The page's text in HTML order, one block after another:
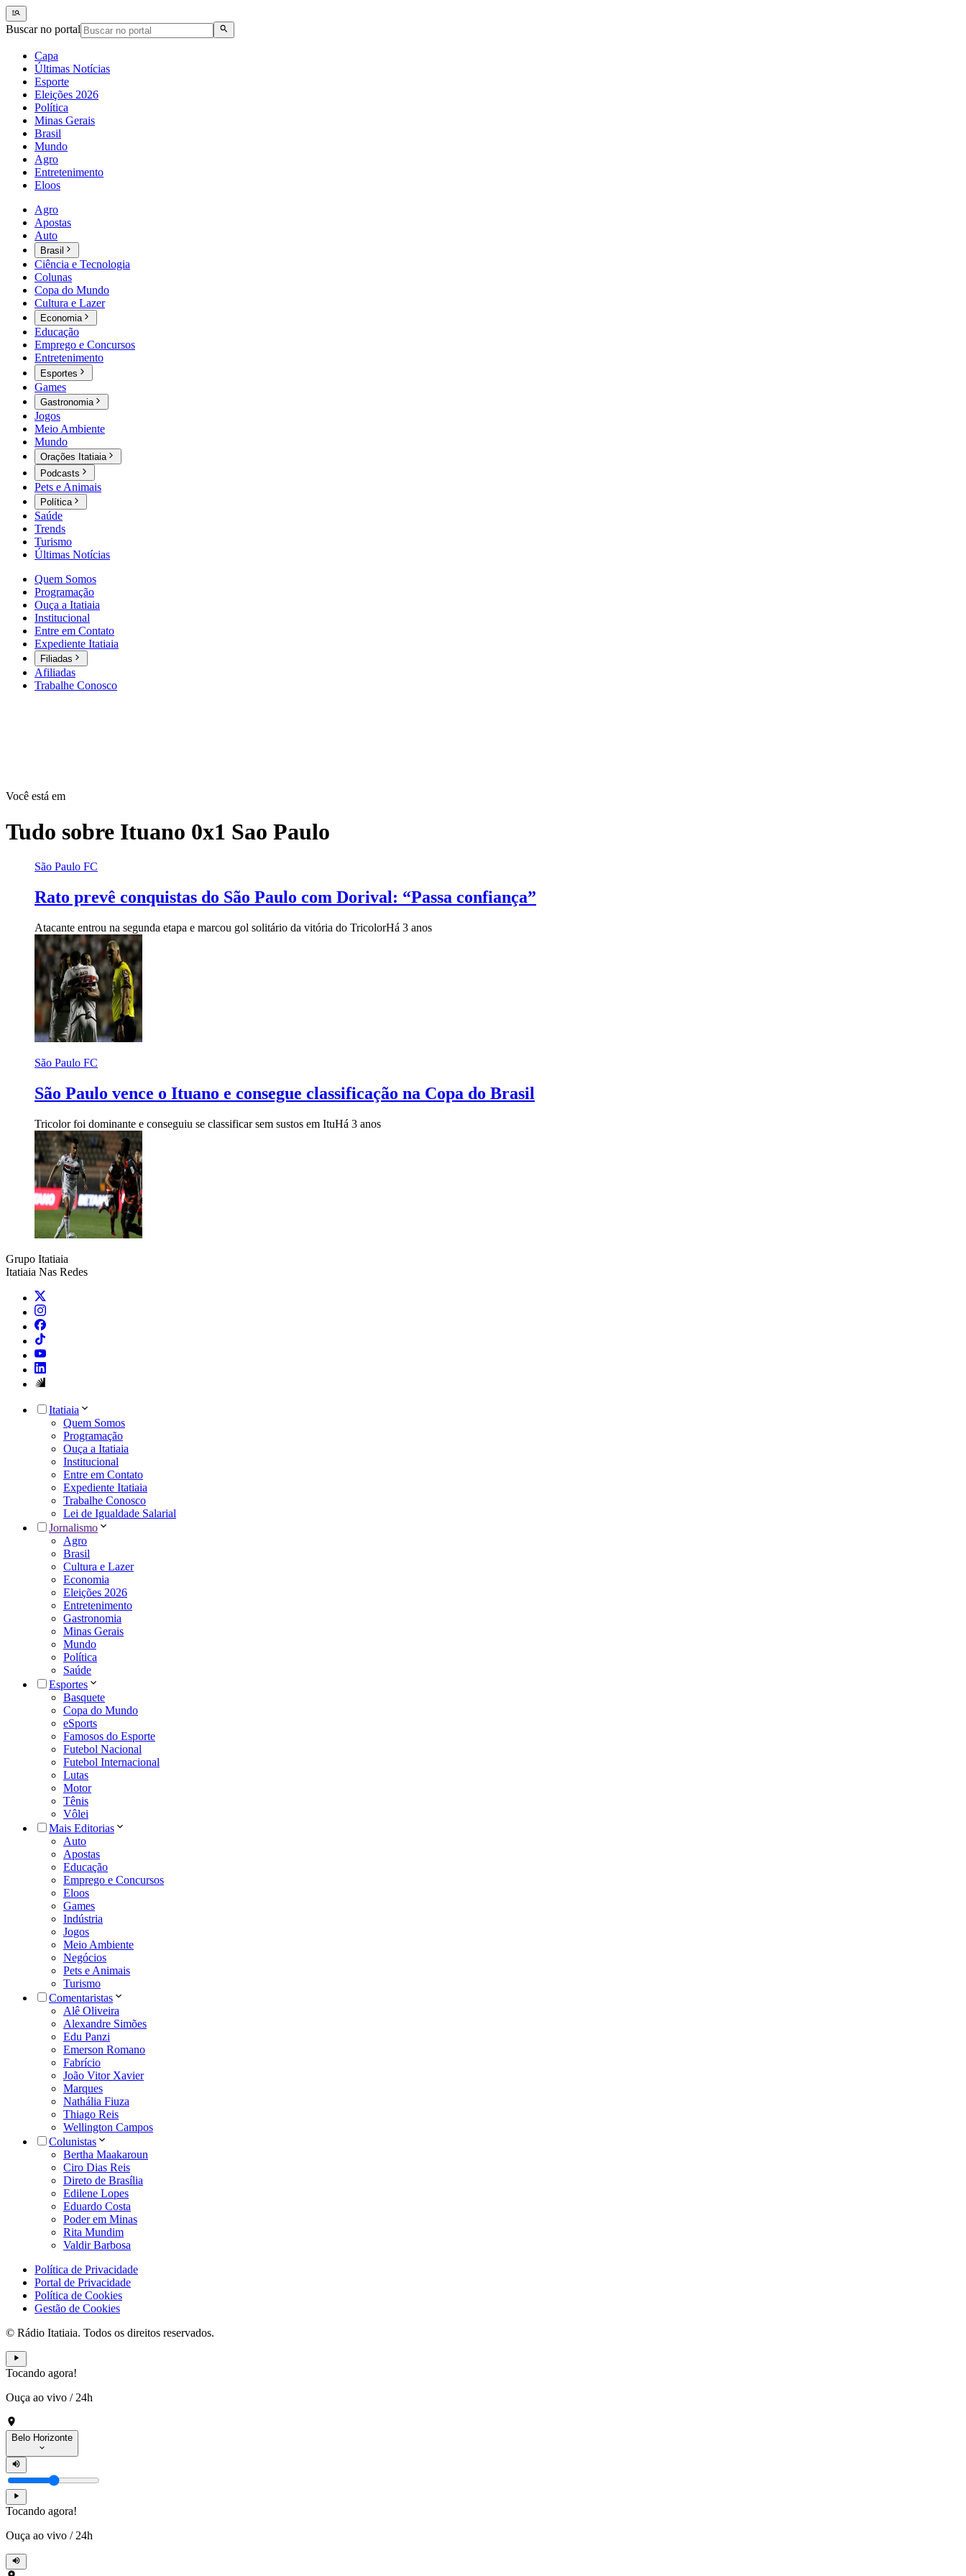
Buscar no portal
Capa
Últimas Notícias
Esporte
Eleições 2026
Política
Minas Gerais
Brasil
Mundo
Agro
Entretenimento
Eloos
Agro
Apostas
Auto
Brasil
Ciência e Tecnologia
Colunas
Copa do Mundo
Cultura e Lazer
Economia
Educação
Emprego e Concursos
Entretenimento
Esportes
Games
Gastronomia
Jogos
Meio Ambiente
Mundo
Orações Itatiaia
Podcasts
Pets e Animais
Política
Saúde
Trends
Turismo
Últimas Notícias
Quem Somos
Programação
Ouça a Itatiaia
Institucional
Entre em Contato
Expediente Itatiaia
Filiadas
Afiliadas
Trabalhe Conosco
Você está em
Tudo sobre Ituano 0x1 Sao Paulo
São Paulo FC
Rato prevê conquistas do São Paulo com Dorival: “Passa confiança”
Atacante entrou na segunda etapa e marcou gol solitário da vitória do TricolorHá 3 anos
São Paulo FC
São Paulo vence o Ituano e consegue classificação na Copa do Brasil
Tricolor foi dominante e conseguiu se classificar sem sustos em ItuHá 3 anos
Grupo Itatiaia
Itatiaia Nas Redes
Itatiaia
Quem Somos
Programação
Ouça a Itatiaia
Institucional
Entre em Contato
Expediente Itatiaia
Trabalhe Conosco
Lei de Igualdade Salarial
Jornalismo
Agro
Brasil
Cultura e Lazer
Economia
Eleições 2026
Entretenimento
Gastronomia
Minas Gerais
Mundo
Política
Saúde
Esportes
Basquete
Copa do Mundo
eSports
Famosos do Esporte
Futebol Nacional
Futebol Internacional
Lutas
Motor
Tênis
Vôlei
Mais Editorias
Auto
Apostas
Educação
Emprego e Concursos
Eloos
Games
Indústria
Jogos
Meio Ambiente
Negócios
Pets e Animais
Turismo
Comentaristas
Alê Oliveira
Alexandre Simões
Edu Panzi
Emerson Romano
Fabrício
João Vitor Xavier
Marques
Nathália Fiuza
Thiago Reis
Wellington Campos
Colunistas
Bertha Maakaroun
Ciro Dias Reis
Direto de Brasília
Edilene Lopes
Eduardo Costa
Poder em Minas
Rita Mundim
Valdir Barbosa
Política de Privacidade
Portal de Privacidade
Política de Cookies
Gestão de Cookies
© Rádio Itatiaia. Todos os direitos reservados.
Tocando agora!
Ouça ao vivo / 24h
Belo Horizonte
Tocando agora!
Ouça ao vivo / 24h